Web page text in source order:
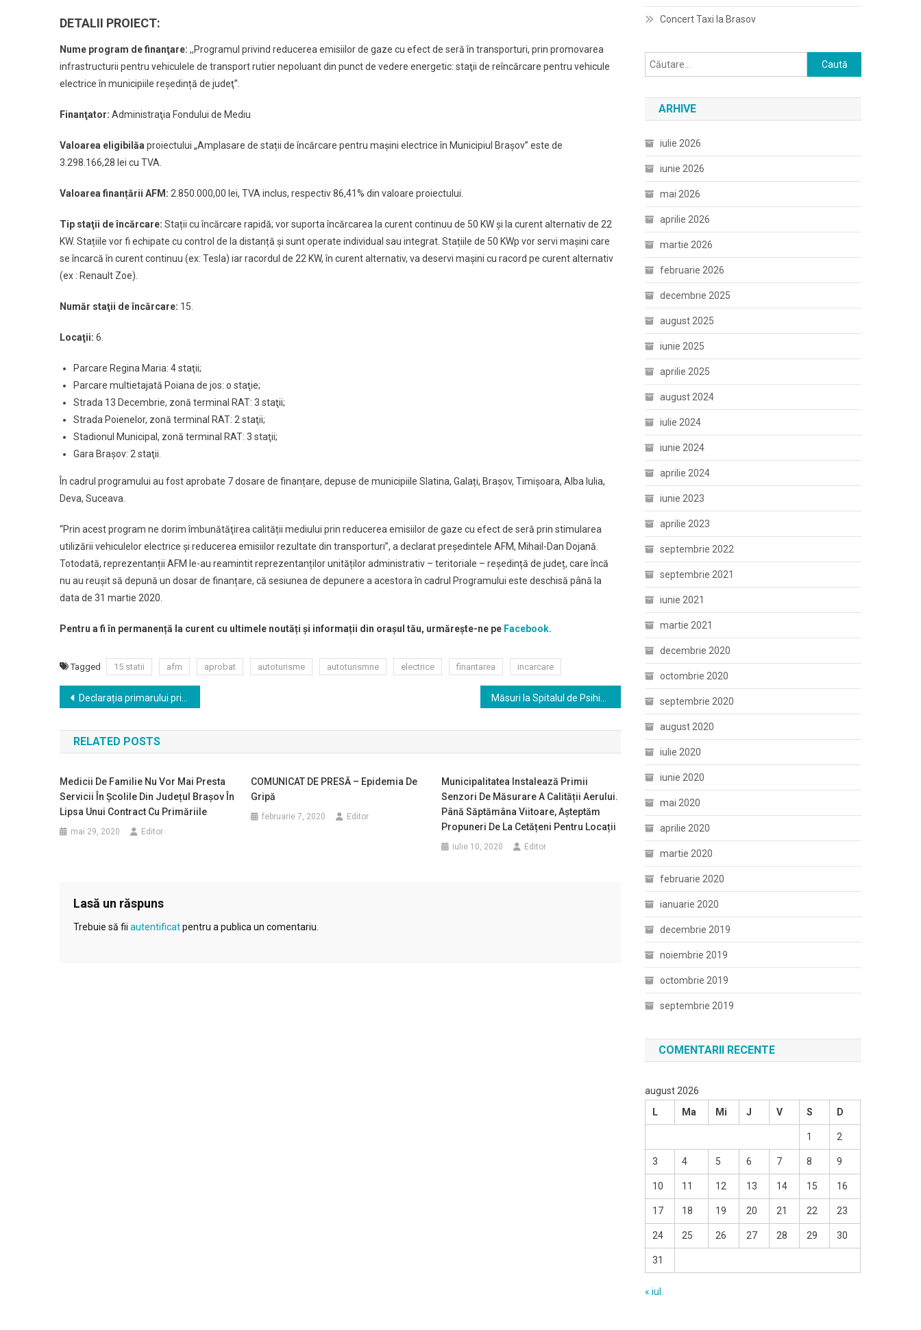
DETALII PROIECT:
Nume program de finanţare: ,,Programul privind reducerea emisiilor de gaze cu efect de seră în transporturi, prin promovarea
infrastructurii pentru vehiculele de transport rutier nepoluant din punct de vedere energetic: staţii de reîncărcare pentru vehicule
electrice în municipiile reşedință de judeţ”.
Finanţator: Administraţia Fondului de Mediu
Valoarea eligibilăa proiectului „Amplasare de stații de încărcare pentru maşini electrice în Municipiul Brașov” este de
3.298.166,28 lei cu TVA.
Valoarea finanțării AFM: 2.850.000,00 lei, TVA inclus, respectiv 86,41% din valoare proiectului.
Tip staţii de încărcare: Stații cu încărcare rapidă; vor suporta încărcarea la curent continuu de 50 KW și la curent alternativ de 22
KW. Stațiile vor fi echipate cu control de la distanță și sunt operate individual sau integrat. Stațiile de 50 KWp vor servi mașini care
se încarcă în curent continuu (ex: Tesla) iar racordul de 22 KW, în curent alternativ, va deservi mașini cu racord pe curent alternativ
(ex : Renault Zoe).
Număr staţii de încărcare: 15.
Locaţii: 6.
Parcare Regina Maria: 4 staţii;
Parcare multietajată Poiana de jos: o staţie;
Strada 13 Decembrie, zonă terminal RAT: 3 staţii;
Strada Poienelor, zonă terminal RAT: 2 staţii;
Stadionul Municipal, zonă terminal RAT: 3 staţii;
Gara Braşov: 2 staţii.
În cadrul programului au fost aprobate 7 dosare de finanțare, depuse de municipiile Slatina, Galați, Brașov, Timișoara, Alba Iulia,
Deva, Suceava.
“Prin acest program ne dorim îmbunătăţirea calității mediului prin reducerea emisiilor de gaze cu efect de seră prin stimularea
utilizării vehiculelor electrice și reducerea emisiilor rezultate din transporturi”, a declarat președintele AFM, Mihail-Dan Dojană.
Totodată, reprezentanții AFM le-au reamintit reprezentanților unităților administrativ – teritoriale – reședință de județ, care încă
nu au reușit să depună un dosar de finanțare, că sesiunea de depunere a acestora în cadrul Programului este deschisă până la
data de 31 martie 2020.
Pentru a fi în permanență la curent cu ultimele noutăți și informații din orașul tău, urmărește-ne pe Facebook.
Tagged 15 statii afm aprobat autoturisme autoturismne electrice finantarea incarcare
Navigare
în
articole
Declarația primarului privind activitatea din piețe.
RELATED POSTS
Medicii De Familie Nu Vor Mai Presta
Servicii În Şcolile Din Județul Brașov În
Lipsa Unui Contract Cu Primăriile
mai 29, 2020 Editor
COMUNICAT DE PRESĂ – Epidemia De
Gripă
februarie 7, 2020 Editor
Municipalitatea Instalează Primii
Senzori De Măsurare A Calității Aerului.
Până Săptămâna Viitoare, Așteptăm
Propuneri De La Cetățeni Pentru Locații
iulie 10, 2020 Editor
Lasă un răspuns
Trebuie să fii autentificatpentru a publica un comentariu.
Concert Taxi la Brasov
Caută
după:
ARHIVE
iulie 2026
iunie 2026
mai 2026
aprilie 2026
martie 2026
februarie 2026
decembrie 2025
august 2025
iunie 2025
aprilie 2025
august 2024
iulie 2024
iunie 2024
aprilie 2024
iunie 2023
aprilie 2023
septembrie 2022
septembrie 2021
iunie 2021
martie 2021
decembrie 2020
octombrie 2020
septembrie 2020
august 2020
iulie 2020
iunie 2020
mai 2020
aprilie 2020
martie 2020
februarie 2020
ianuarie 2020
decembrie 2019
noiembrie 2019
octombrie 2019
septembrie 2019
COMENTARII RECENTE
august 2026
L
Ma Mi J V S D
1 2
3 4 5 6 7 8 9
10 11 12 13 14 15 16
17 18 19 20 21 22 23
24 25 26 27 28 29 30
31
« iul.